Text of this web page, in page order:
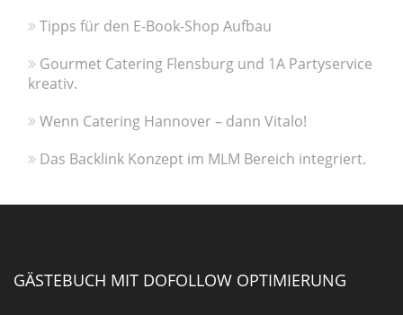
Tipps für den E-Book-Shop Aufbau
Gourmet Catering Flensburg und 1A Partyservice
kreativ.
Wenn Catering Hannover – dann Vitalo!
Das Backlink Konzept im MLM Bereich integriert.
GÄSTEBUCH MIT DOFOLLOW OPTIMIERUNG